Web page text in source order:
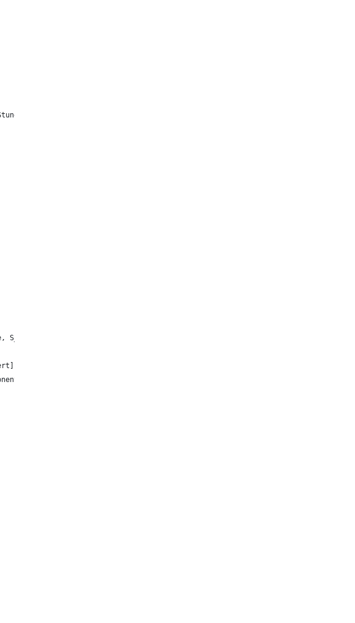
#" = number, #"Minute #" = number]
= Text.Type, S_M_S = Text.Type, #"Stunde #" = number, #"Minute #" = number,
),
"Benutzerdefiniert", ColumnsToExpand, ColumnsToExpand),